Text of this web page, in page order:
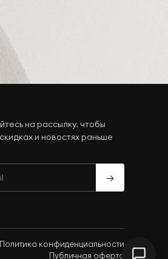
на рассылку, чтобы
и новостях раньше
→
Политика конфиденциальности
Публичная оферта